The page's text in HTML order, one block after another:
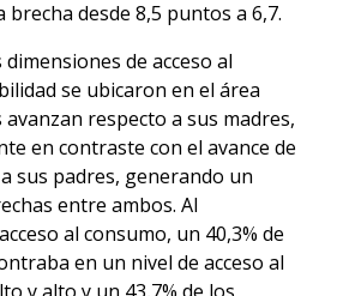
desde 8,5 puntos a 6,7.
de acceso al
se ubicaron en el área
respecto a sus madres,
en contraste con el avance de
sus padres, generando un
entre ambos. Al
al consumo, un 40,3% de
en un nivel de acceso al